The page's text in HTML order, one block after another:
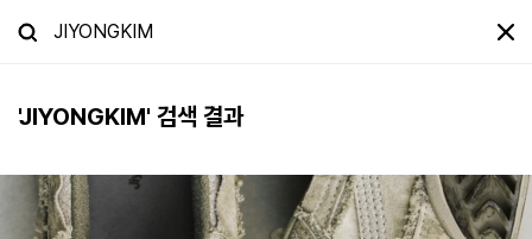
JIYONGKIM' 검색 결과